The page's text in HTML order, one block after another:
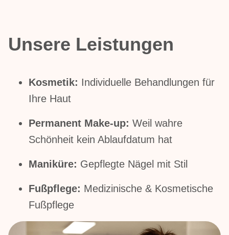
Unsere Leistungen
Kosmetik: Individuelle Behandlungen für
Ihre Haut
Permanent Make-up: Weil wahre
Schönheit kein Ablaufdatum hat
Maniküre: Gepflegte Nägel mit Stil
Fußpflege: Medizinische & Kosmetische
Fußpflege